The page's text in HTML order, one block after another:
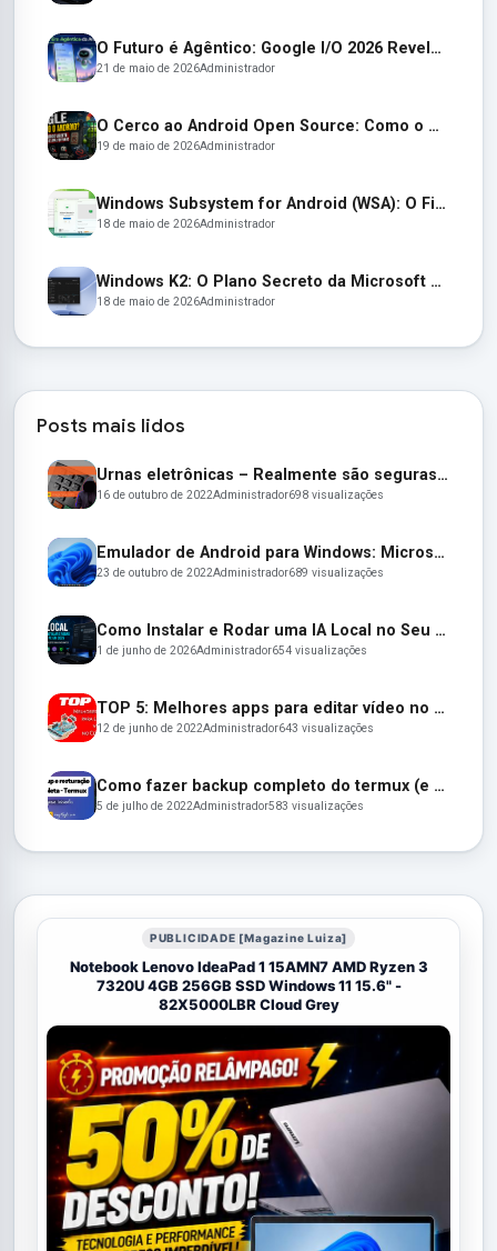
O Futuro é Agêntico: Google I/O 2026 Revela um Android Autônomo e Óculos Inteligentes
21 de maio de 2026Administrador
O Cerco ao Android Open Source: Como o Google Está Transformando o AOSP em um Jardim Murado
19 de maio de 2026Administrador
Windows Subsystem for Android (WSA): O Fim de uma Era e as Alternativas para Apps Android no Windows 11
18 de maio de 2026Administrador
Windows K2: O Plano Secreto da Microsoft para Resgatar o Windows 11
18 de maio de 2026Administrador
Posts mais lidos
Urnas eletrônicas – Realmente são seguras e confiáveis? Entenda:
16 de outubro de 2022Administrador698 visualizações
Emulador de Android para Windows: Microsoft lança seu emulador oficial de apps Android para o Windows 11
23 de outubro de 2022Administrador689 visualizações
Como Instalar e Rodar uma IA Local no Seu PC em 2026 (Guia Completo para Iniciantes)
1 de junho de 2026Administrador654 visualizações
TOP 5: Melhores apps para editar vídeo no Celular em 2022
12 de junho de 2022Administrador643 visualizações
Como fazer backup completo do termux (e restaurar depois)
5 de julho de 2022Administrador583 visualizações
PUBLICIDADE [Magazine Luiza]
Notebook Lenovo IdeaPad 1 15AMN7 AMD Ryzen 3
7320U 4GB 256GB SSD Windows 11 15.6" -
82X5000LBR Cloud Grey